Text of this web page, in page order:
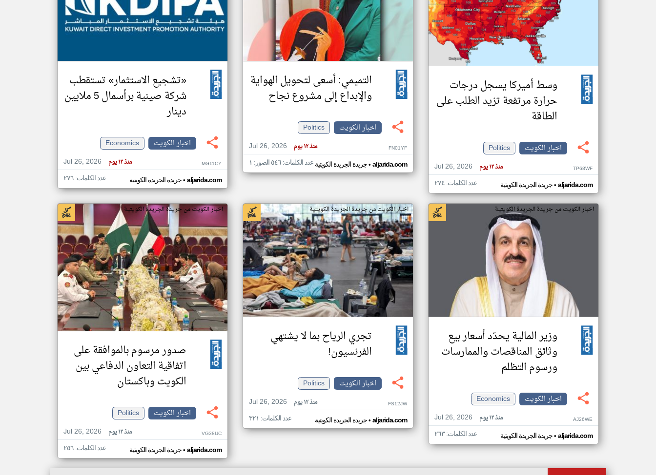
تغيير الدولة
اخبار الكويت على مدار الساعة
أهم اخبار الكويت العاجلة والمباشرة
وسط أميركا يسجل درجات
حرارة مرتفعة تزيد الطلب على
الطاقة
اخبار الكويت
Politics
Jul 26, 2026
منذ ١٢ يوم TP68WF
جريدة الجريدة الكويتية• aljarida.com عدد الكلمات: ٢٧٤
التميمي: أسعى لتحويل الهواية
والإبداع إلى مشروع نجاح
اخبار الكويت
Politics
Jul 26, 2026
منذ ١٢ يوم FN01YF
جريدة الجريدة الكويتية• aljarida.com عدد الكلمات: ٥٤٦ الصور: ١
«تشجيع الاستثمار» تستقطب
شركة صينية برأسمال 5 ملايين
دينار
اخبار الكويت
Economics
Jul 26, 2026
منذ ١٢ يوم MG11CY
جريدة الجريدة الكويتية• aljarida.com عدد الكلمات: ٢٧٦
اخبار الكويت من جريدة الجريدة الكويتية
وزير المالية يحدّد أسعار بيع
وثائق المناقصات والممارسات
ورسوم التظلم
اخبار الكويت
Economics
Jul 26, 2026
منذ ١٢ يوم AJ26WE
جريدة الجريدة الكويتية• aljarida.com عدد الكلمات: ٢٦٣
اخبار الكويت من جريدة الجريدة الكويتية
تجري الرياح بما لا يشتهي
الفرنسيون!
اخبار الكويت
Politics
Jul 26, 2026
منذ ١٢ يوم FS12JW
جريدة الجريدة الكويتية• aljarida.com عدد الكلمات: ٣٢١
اخبار الكويت من جريدة الجريدة الكويتية
صدور مرسوم بالموافقة على
اتفاقية التعاون الدفاعي بين
الكويت وباكستان
اخبار الكويت
Politics
Jul 26, 2026
منذ ١٢ يوم VG38UC
جريدة الجريدة الكويتية• aljarida.com عدد الكلمات: ٢٥٦
klyoum.com